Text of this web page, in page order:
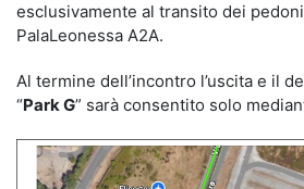
esclusivamente al transito dei pedoni
PalaLeonessa A2A.
Al termine dell’incontro l’uscita e il
“Park G” sarà consentito solo